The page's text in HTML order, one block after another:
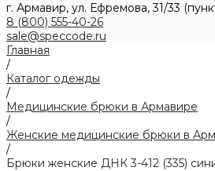
г. Армавир, ул. Ефремова, 31/33
8 (800) 555-40-26
sale@speccode.ru
Главная
/
Каталог одежды
/
Медицинские брюки в Армавире
/
Женские медицинские брюки в
/
Брюки женские ДНК 3-412 (335)